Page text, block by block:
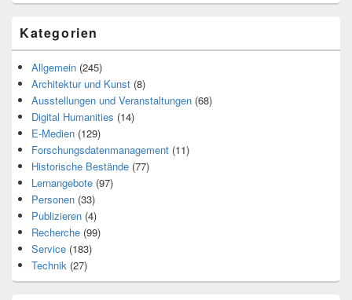
Kategorien
Allgemein (245)
Architektur und Kunst (8)
Ausstellungen und Veranstaltungen (68)
Digital Humanities (14)
E-Medien (129)
Forschungsdatenmanagement (11)
Historische Bestände (77)
Lernangebote (97)
Personen (33)
Publizieren (4)
Recherche (99)
Service (183)
Technik (27)